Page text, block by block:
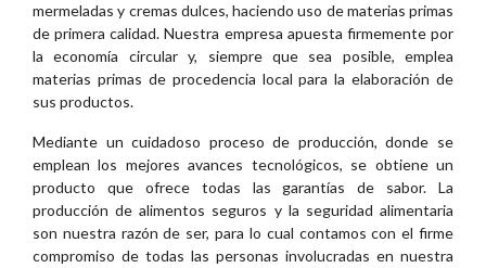
mermeladas y cremas dulces, haciendo uso de materias primas
de primera calidad. Nuestra empresa apuesta firmemente por
la economía circular y, siempre que sea posible, emplea
materias primas de procedencia local para la elaboración de
sus productos.
Mediante un cuidadoso proceso de producción, donde se
emplean los mejores avances tecnológicos, se obtiene un
producto que ofrece todas las garantías de sabor. La
producción de alimentos seguros y la seguridad alimentaria
son nuestra razón de ser, para lo cual contamos con el firme
compromiso de todas las personas involucradas en nuestra